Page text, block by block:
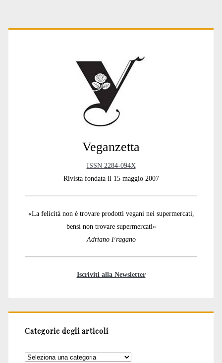
Primary
Veganzetta
ISSN 2284-094X
Rivista fondata il 15 maggio 2007
«La felicità non è trovare prodotti vegani nei supermercati,
bensì non trovare supermercati»
Adriano Fragano
Iscriviti alla Newsletter
Categorie degli articoli
Categorie